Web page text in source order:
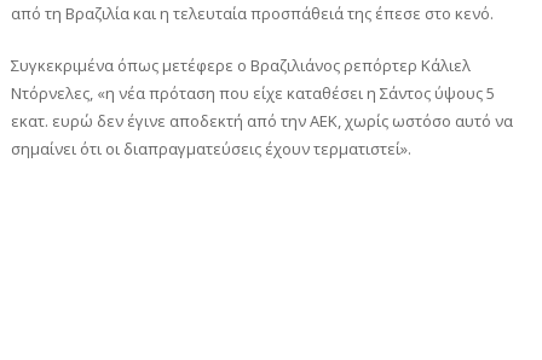
από τη Βραζιλία και η τελευταία προσπάθειά της έπεσε στο κενό.
Συγκεκριμένα όπως μετέφερε ο Βραζιλιάνος ρεπόρτερ Κάλιελ
Ντόρνελες, «η νέα πρόταση που είχε καταθέσει η Σάντος ύψους 5
εκατ. ευρώ δεν έγινε αποδεκτή από την ΑΕΚ, χωρίς ωστόσο αυτό να
σημαίνει ότι οι διαπραγματεύσεις έχουν τερματιστεί».